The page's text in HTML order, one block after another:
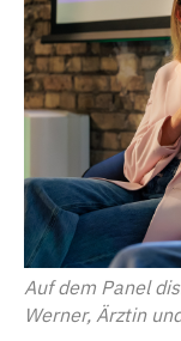
Auf dem Panel
Werner, Ärztin